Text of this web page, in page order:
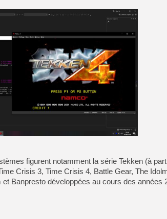
figurent notamment la série Tekken (à
Crisis 3, Time Crisis 4, Battle Gear, The
Banpresto développées au cours des années